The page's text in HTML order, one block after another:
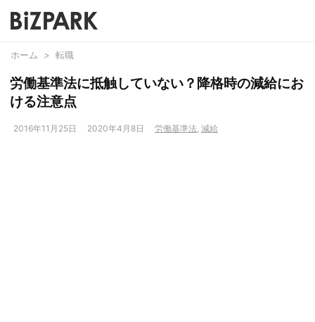
ホーム > 転職
労働基準法に抵触していない？降格時の減給にお
ける注意点
2016年11月25日 2020年4月8日 労働基準法, 減給